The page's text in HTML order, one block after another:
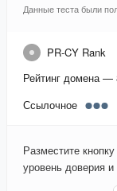
Данные теста были
PR-CY Rank
Рейтинг домена —
Ссылочное
Разместите
уровень доверия